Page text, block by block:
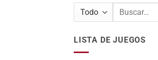
Buscar
LISTA DE JUEGOS